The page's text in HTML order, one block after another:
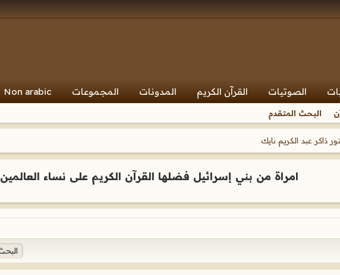
الصوتيات القرآن الكريم المدونات المجموعات Non arabic
البحث المتقدم
ذاكر عبد الكريم نايك
امراة من بني إسرائيل فضلها القرآن الكريم على نساء العالمين